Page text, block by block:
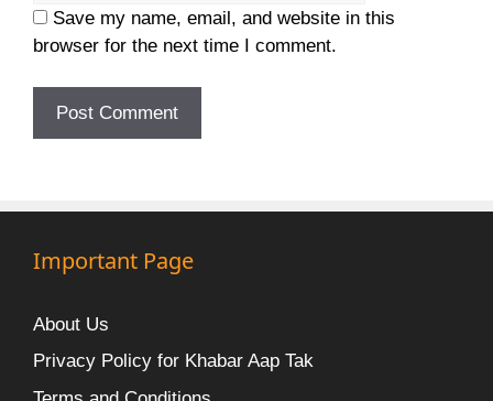
Save my name, email, and website in this
browser for the next time I comment.
Important Page
About Us
Privacy Policy for Khabar Aap Tak